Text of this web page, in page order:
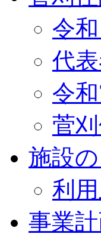
令
代
令
菅
施設
利
事業